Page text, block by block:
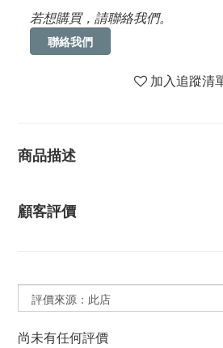
若想購買，請聯絡我們。
聯絡我們
加入追蹤清
商品描述
顧客評價
尚未有任何評價